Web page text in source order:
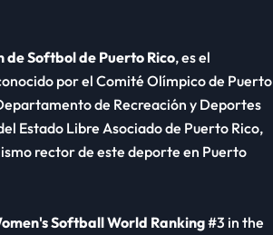
de Softbol de Puerto Rico, es el
por el Comité Olímpico de Puerto
de Recreación y Deportes
Estado Libre Asociado de Puerto Rico,
rector de este deporte en Puerto
Softball World Ranking#3 in the